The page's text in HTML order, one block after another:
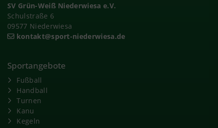
SV Grün-Weiß Niederwiesa e.V.
Schulstraße 6
09577 Niederwiesa
kontakt@sport-niederwiesa.de
Sportangebote
Fußball
Handball
Turnen
Kanu
Kegeln